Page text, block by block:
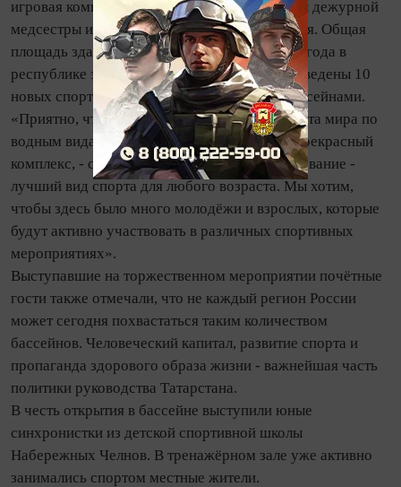
игровая комната, тренерская, сауны, комнаты дежурной
медсестры и дежурного тренера, инвентарная. Общая
площадь здания - 2915 кв. м. Всего до конца года в
республике за счёт средств бюджета будут введены 10
новых спорткомплексов, 5 из которых - с бассейнами.
«Приятно, что перед завершением Чемпионата мира по
водным видам спорта мы открываем такой прекрасный
комплекс, - сказал Рустам Минниханов. - Плавание -
лучший вид спорта для любого возраста. Мы хотим,
чтобы здесь было много молодёжи и взрослых, которые
будут активно участвовать в различных спортивных
мероприятиях».
Выступавшие на торжественном мероприятии почётные
гости также отмечали, что не каждый регион России
может сегодня похвастаться таким количеством
бассейнов. Человеческий капитал, развитие спорта и
пропаганда здорового образа жизни - важнейшая часть
политики руководства Татарстана.
В честь открытия в бассейне выступили юные
синхронистки из детской спортивной школы
Набережных Челнов. В тренажёрном зале уже активно
занимались спортом местные жители.